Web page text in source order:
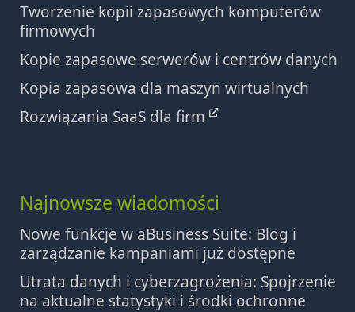
Tworzenie kopii zapasowych komputerów
firmowych
Kopie zapasowe serwerów i centrów danych
Kopia zapasowa dla maszyn wirtualnych
Rozwiązania SaaS dla firm
Najnowsze wiadomości
Nowe funkcje w aBusiness Suite: Blog i
zarządzanie kampaniami już dostępne
Utrata danych i cyberzagrożenia: Spojrzenie
na aktualne statystyki i środki ochronne